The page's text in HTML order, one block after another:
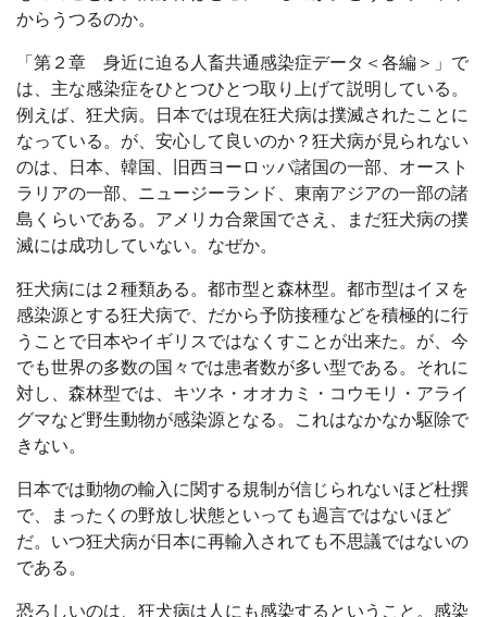
からうつるのか。
「第２章 身近に迫る人畜共通感染症データ＜各編＞」で
は、主な感染症をひとつひとつ取り上げて説明している。
例えば、狂犬病。日本では現在狂犬病は撲滅されたことに
なっている。が、安心して良いのか？狂犬病が見られない
のは、日本、韓国、旧西ヨーロッパ諸国の一部、オースト
ラリアの一部、ニュージーランド、東南アジアの一部の諸
島くらいである。アメリカ合衆国でさえ、まだ狂犬病の撲
滅には成功していない。なぜか。
狂犬病には２種類ある。都市型と森林型。都市型はイヌを
感染源とする狂犬病で、だから予防接種などを積極的に行
うことで日本やイギリスではなくすことが出来た。が、今
でも世界の多数の国々では患者数が多い型である。それに
対し、森林型では、キツネ・オオカミ・コウモリ・アライ
グマなど野生動物が感染源となる。これはなかなか駆除で
きない。
日本では動物の輸入に関する規制が信じられないほど杜撰
で、まったくの野放し状態といっても過言ではないほど
だ。いつ狂犬病が日本に再輸入されても不思議ではないの
である。
恐ろしいのは、狂犬病は人にも感染するということ。感染